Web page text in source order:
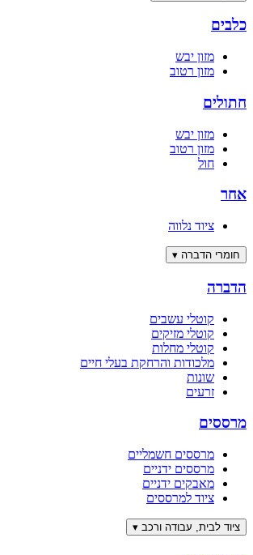
כלבים
מזון יבש
מזון רטוב
חתולים
מזון יבש
מזון רטוב
חול
אחר
ציוד נלווה
חומרי הדברה ▾
הדברה
קוטלי עשבים
קוטלי מזיקים
קוטלי מחלות
מלכודות והרחקת בעלי חיים
שונות
זרעים
מרססים
מרססים חשמליים
מרססים ידניים
מאבקים ידניים
ציוד למרססים
ציוד לבית, עבודה ורכב ▾